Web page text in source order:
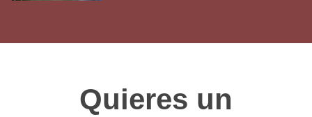
Quieres un